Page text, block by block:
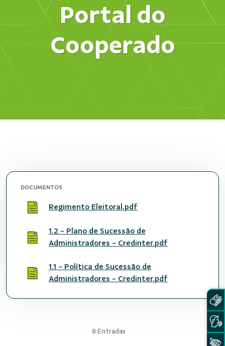
Portal do
Cooperado
DOCUMENTOS
Regimento Eleitoral.pdf
1.2 - Plano de Sucessão de
Administradores - Credinter.pdf
1.1 - Política de Sucessão de
Administradores - Credinter.pdf
8 Entradas